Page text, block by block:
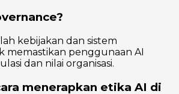
kebijakan dan sistem
memastikan penggunaan AI
dan nilai organisasi.
menerapkan etika AI di